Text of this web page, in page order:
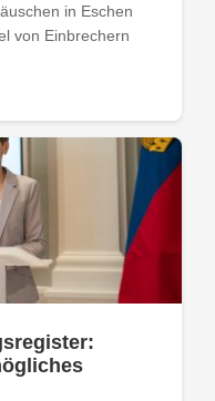
in Eschen
von Einbrechern